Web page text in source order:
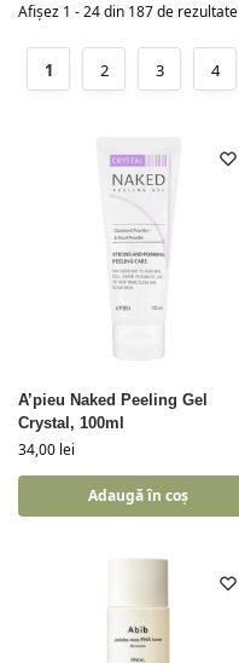
Afișez 1 - 24 din 187 de rezultate
1 2 3 4
A’pieu Naked Peeling Gel
Crystal, 100ml
34,00 lei
Adaugă în coș